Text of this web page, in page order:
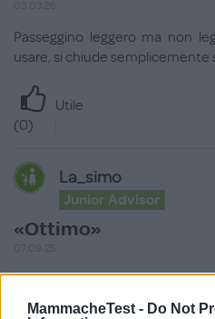
MammacheTest - Do Not
Passeggino leggero ma non
usare, si chiude semplicemente
Utile
(0)
La_simo
Junior Advisor
«Ottimo»
Ottimo prodotto super
circa. Chiusura rapida tanti access